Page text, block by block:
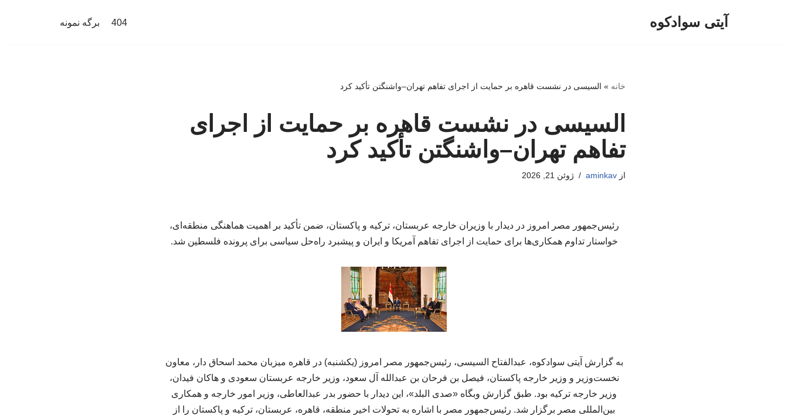
آیتی سوادکوه 404 برگه نمونه
خانه » السیسی در نشست قاهره بر حمایت از اجرای تفاهم تهران–واشنگتن تأکید کرد
السیسی در نشست قاهره بر حمایت از اجرای
تفاهم تهران–واشنگتن تأکید کرد
ازaminkav ژوئن 21, 2026
رئیس‌جمهور مصر امروز در دیدار با وزیران خارجه عربستان، ترکیه و پاکستان، ضمن تأکید بر اهمیت هماهنگی منطقه‌ای،
خواستار تداوم همکاری‌ها برای حمایت از اجرای تفاهم آمریکا و ایران و پیشبرد راه‌حل سیاسی برای پرونده فلسطین شد.
به گزارش آیتی سوادکوه، عبدالفتاح السیسی، رئیس‌جمهور مصر امروز (یکشنبه) در قاهره میزبان محمد اسحاق دار، معاون
نخست‌وزیر و وزیر خارجه پاکستان، فیصل بن فرحان بن عبدالله آل سعود، وزیر خارجه عربستان سعودی و هاکان فیدان،
وزیر خارجه ترکیه بود. طبق گزارش وبگاه «صدی البلد»، این دیدار با حضور بدر عبدالعاطی، وزیر امور خارجه و همکاری
بین‌المللی مصر برگزار شد. رئیس‌جمهور مصر با اشاره به تحولات اخیر منطقه، قاهره، عربستان، ترکیه و پاکستان را از